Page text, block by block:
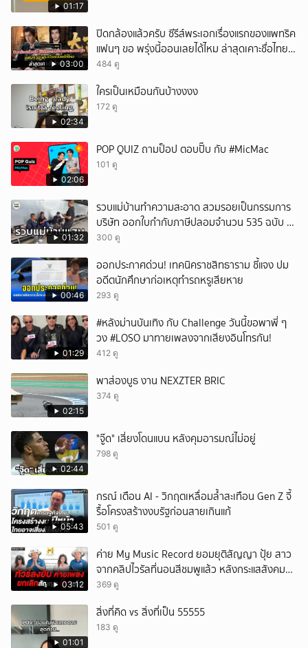
01:17
03:00
ปิดกล้องแล้วครับ ซีรีส์พระเอกเรื่องแรกของแพทริค
แฟนๆ ขอ พรุ่งนี้ออนเลยได้ไหม ล่าสุดเคาะชื่อไทย
แล้ว
484 ดู
02:34
ใครเป็นเหมือนกันบ้างงงง
172 ดู
02:06
POP QUIZ ถามป็อป ตอบปั๊บ กับ #MicMac
101 ดู
01:32
รวบแม่บ้านทำความสะอาด สวมรอยเป็นกรรมการ
บริษัท ออกใบกำกับภาษีปลอมจำนวน 535 ฉบับ รัฐ
เสียหายกว่า 129 ล้านบาท
300 ดู
00:46
ออกประกาศด่วน! เทคนิคราชสิทธาราม ชี้แจง ปม
อดีตนักศึกษาก่อเหตุทำรถหรูเสียหาย
293 ดู
01:29
#หลังม่านบันเทิง กับ Challenge วันนี้ขอพาพี่ ๆ
วง #LOSO มาทายเพลงจากเสียงอินโทรกัน!
412 ดู
02:15
พาส่องบูธ งาน NEXZTER BRIC
374 ดู
02:44
"จู๊ด" เสี่ยงโดนแบน หลังคุมอารมณ์ไม่อยู่
798 ดู
05:43
กรณ์ เตือน AI - วิกฤตเหลื่อมล้ำสะเทือน Gen Z จี้
รื้อโครงสร้างงบรัฐก่อนสายเกินแก้
501 ดู
03:12
ค่าย My Music Record ยอมยุติสัญญา ปุ้ย สาว
จากคลิปไวรัลที่นอนสีชมพูแล้ว หลังกระแสสังคม
และคนในวงการวิจารณ์เรื่องความเหมาะสม
369 ดู
01:01
สิ่งที่คิด vs สิ่งที่เป็น 55555
183 ดู
ยกเลิก